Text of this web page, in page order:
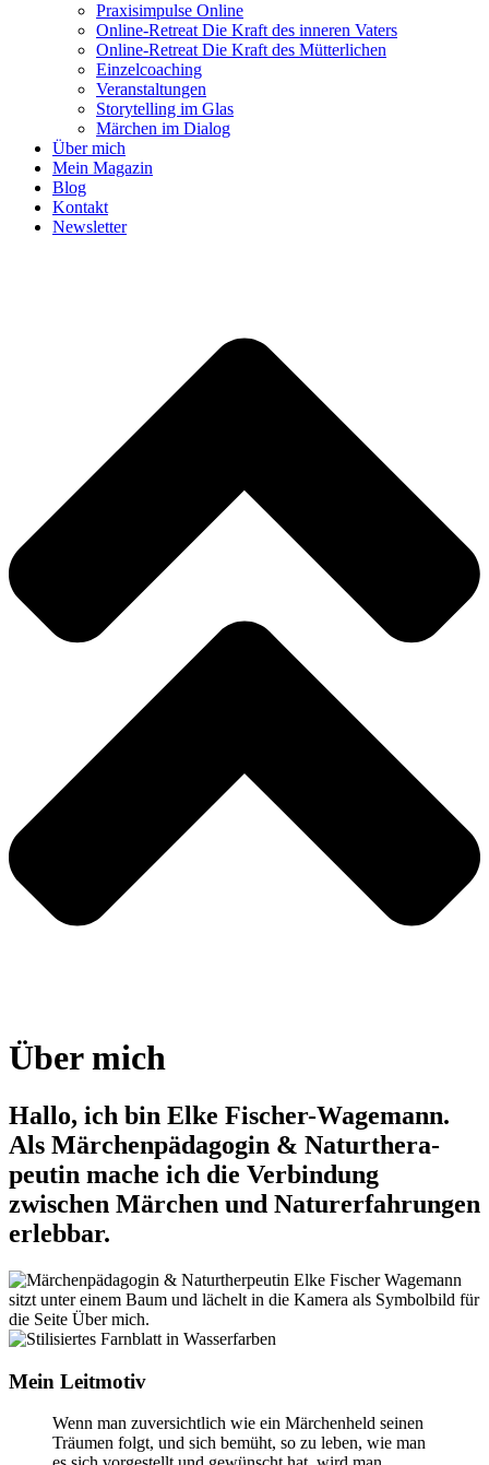
Praxisimpulse Online
Online-Retreat Die Kraft des inneren Vaters
Online-Retreat Die Kraft des Mütterlichen
Einzelcoaching
Veranstaltungen
Storytelling im Glas
Märchen im Dialog
Über mich
Mein Magazin
Blog
Kontakt
Newsletter
Über mich
Hallo, ich bin Elke Fischer-Wagemann.
Als Märchen­pädagogin & Natur­thera­
peutin mache ich die Verbind­ung
zwischen Märchen und Naturer­fahr­ungen
erlebbar.
Mein Leitmotiv
Wenn man zuversichtlich wie ein Märchenheld seinen
Träumen folgt, und sich bemüht, so zu leben, wie man